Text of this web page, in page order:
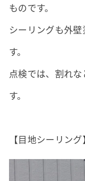
ものです。
シーリングも外
す。
点検では、割れ
す。
【目地シーリング】